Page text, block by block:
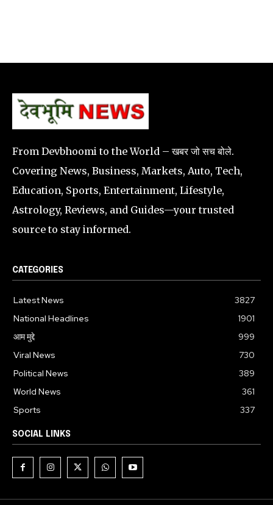
From Devbhoomi to the World – खबर जो सच बोले.
Covering News, Business, Markets, Auto, Tech,
Education, Sports, Entertainment, Lifestyle,
Astrology, Reviews, and Guides—your trusted
source to stay informed.
CATEGORIES
Latest News
3827
National Headlines
1901
आम मुद्दे
999
Viral News
730
Political News
389
World News
361
Sports
337
SOCIAL LINKS